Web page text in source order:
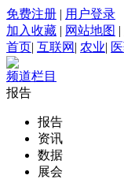
免费注册 | 用户登录
加入收藏 | 网站地图 |
首页| 互联网 | 农业|
频道栏目
报告
报告
资讯
数据
展会